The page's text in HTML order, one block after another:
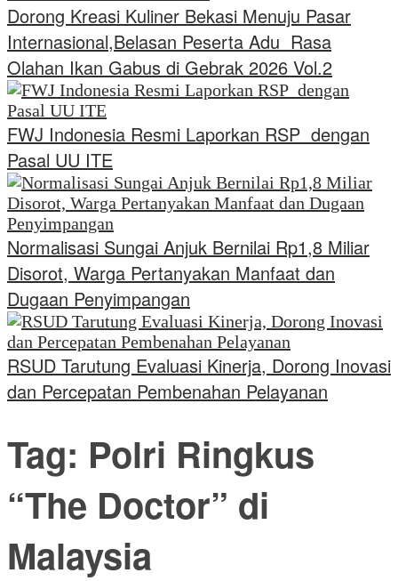
Dorong Kreasi Kuliner Bekasi Menuju Pasar
Internasional,Belasan Peserta Adu Rasa
Olahan Ikan Gabus di Gebrak 2026 Vol.2
FWJ Indonesia Resmi Laporkan RSP dengan
Pasal UU ITE
Normalisasi Sungai Anjuk Bernilai Rp1,8 Miliar
Disorot, Warga Pertanyakan Manfaat dan
Dugaan Penyimpangan
RSUD Tarutung Evaluasi Kinerja, Dorong Inovasi
dan Percepatan Pembenahan Pelayanan
Tag: Polri Ringkus
“The Doctor” di
Malaysia